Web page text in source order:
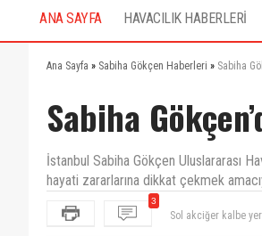
ANA SAYFA HAVACILIK HABERLERİ
Ana Sayfa » Sabiha Gökçen Haberleri » Sabiha
Sabiha
İstanbul Sabiha Gökçen Uluslararası
hayati zararlarına dikkat çekmek
3
Sol akciğer kalbe